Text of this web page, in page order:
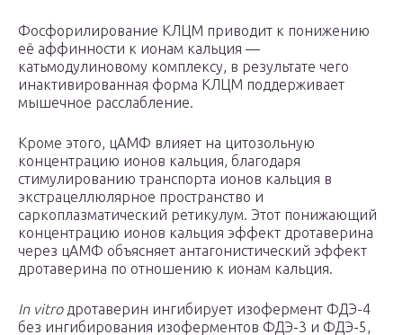
Фосфорилирование КЛЦМ приводит к понижению
её аффинности к ионам кальция —
катьмодулиновому комплексу, в результате чего
инактивированная форма КЛЦМ поддерживает
мышечное расслабление.
Кроме этого, цАМФ влияет на цитозольную
концентрацию ионов кальция, благодаря
стимулированию транспорта ионов кальция в
экстрацеллюлярное пространство и
саркоплазматический ретикулум. Этот понижающий
концентрацию ионов кальция эффект дротаверина
через цАМФ объясняет антагонистический эффект
дротаверина по отношению к ионам кальция.
In vitroдротаверин ингибирует изофермент ФДЭ-4
без ингибирования изоферментов ФДЭ-3 и ФДЭ-5,